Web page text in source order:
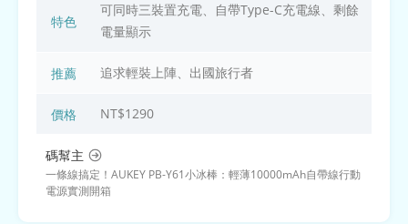
碼幫主
一條線搞定！AUKEY PB-Y61小冰棒：輕薄10000mAh自帶線行動
電源實測開箱
特色
可同時三裝置充電、自帶Type-C充電線、剩餘
電量顯示
推薦 追求輕裝上陣、出國旅行者
價格 NT$1290